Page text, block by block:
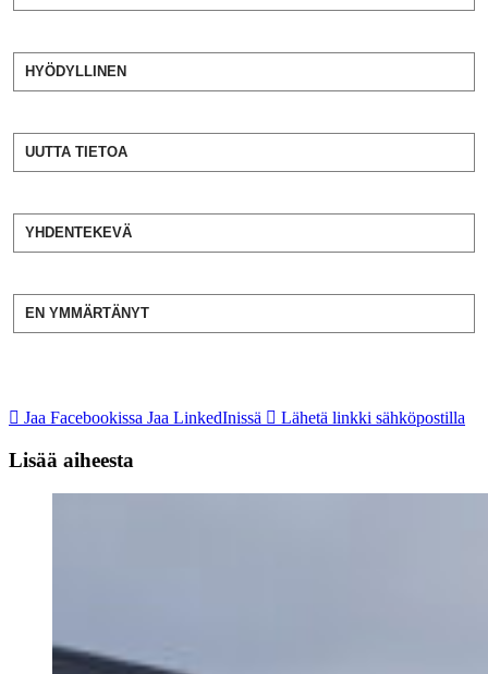
HYÖDYLLINEN
UUTTA TIETOA
YHDENTEKEVÄ
EN YMMÄRTÄNYT
Jaa Facebookissa Jaa LinkedInissä Lähetä linkki sähköpostilla
Lisää aiheesta